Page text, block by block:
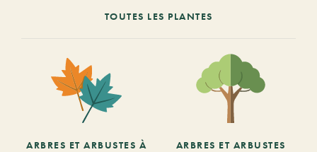
TOUTES LES PLANTES
ARBRES ET ARBUSTES À
ARBRES ET ARBUSTES